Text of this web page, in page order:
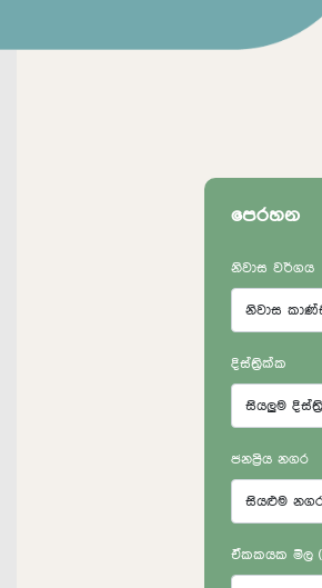
පෙරහන
නිවාස වර්ගය
දිස්ත්‍රික්ක
ජනප්‍රිය නගර
ඒකකයක මිල